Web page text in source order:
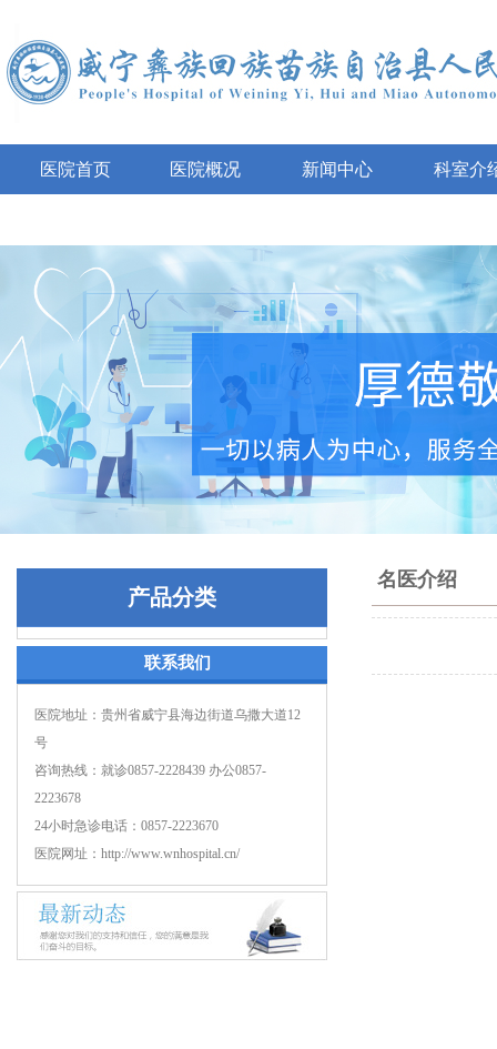
医院首页 医院概况 新闻中心 科室介
名医介绍
产品分类
联系我们
医院地址：贵州省威宁县海边街道乌撒大道12
号
咨询热线：就诊0857-2228439 办公0857-
2223678
24小时急诊电话：0857-2223670
医院网址：http://www.wnhospital.cn/